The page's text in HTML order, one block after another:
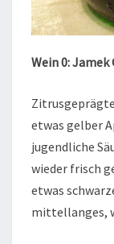
Wein 0: Jamek
etwas gelber
jugendliche
wieder frisch
etwas
mittellanges,